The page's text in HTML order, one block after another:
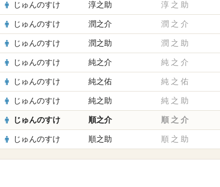
じゅんのすけ 淳之助 淳 之 助
じゅんのすけ 潤之介 潤 之 介
じゅんのすけ 潤之助 潤 之 助
じゅんのすけ 純之介 純 之 介
じゅんのすけ 純之佑 純 之 佑
じゅんのすけ 純之助 純 之 助
じゅんのすけ 順之介 順 之 介
じゅんのすけ 順之助 順 之 助